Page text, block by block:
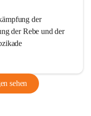
der
der Rebe und der
sehen